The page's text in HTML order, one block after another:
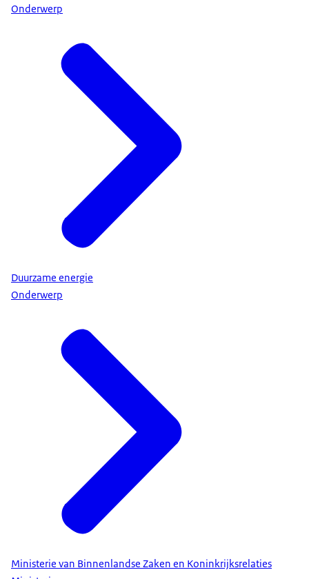
Onderwerp
Duurzame energie
Onderwerp
Ministerie van Binnenlandse Zaken en Koninkrijksrelaties